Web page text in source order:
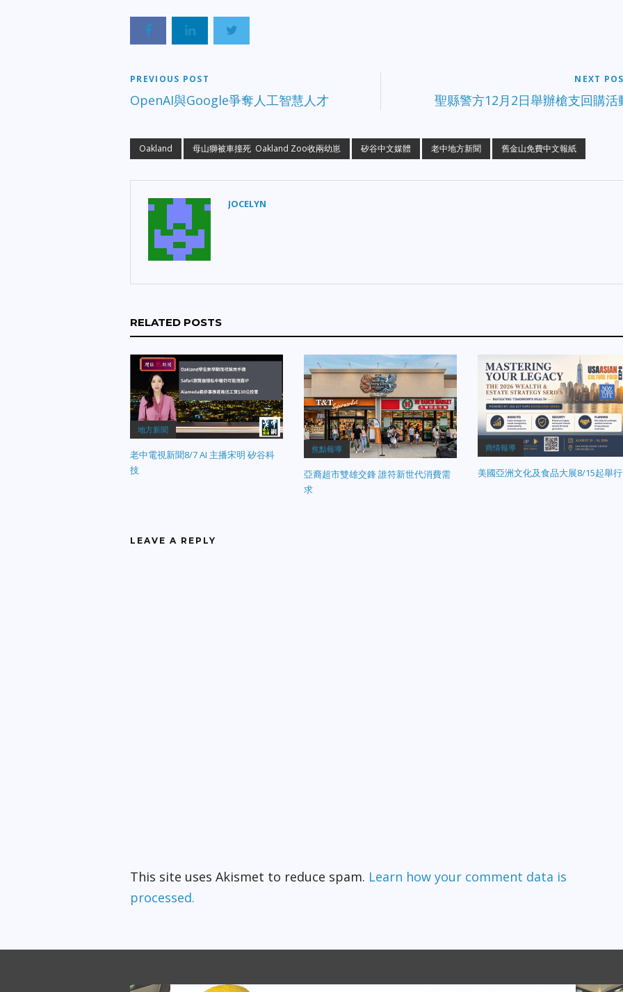
PREVIOUS POST
OpenAI與Google爭奪人工智慧人才
NEXT
聖縣警方12月2日舉辦槍支回購活
Oakland 母山獅被車撞死 Oakland Zoo收兩幼崽 矽谷中文媒體 老中地方新聞 舊金山免費中文報紙
JOCELYN
RELATED POSTS
地方新聞
老中電視新聞8/7 AI 主播宋明 矽谷科
技
焦點報導
亞裔超市雙雄交鋒 誰符新世代消費需
求
商情報導
美國亞洲文化及食品大展8/15起舉行
LEAVE A REPLY
This site uses Akismet to reduce spam. Learn how your comment data is
processed.